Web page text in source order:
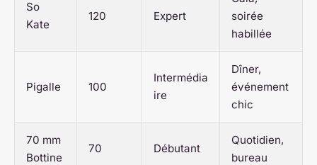
So
Kate
120 Expert
soirée
habillée
Pigalle 100
Intermédia
ire
Dîner,
événement
chic
70 mm
Bottine
70 Débutant
Quotidien,
bureau